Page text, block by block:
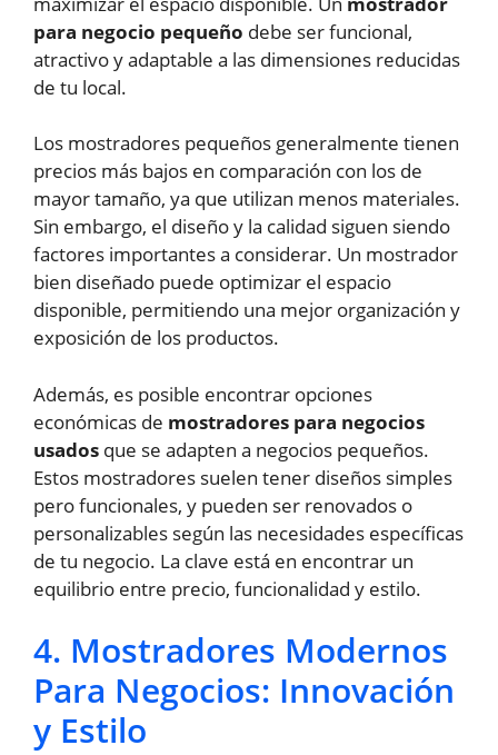
para negocio pequeño debe ser funcional,
atractivo y adaptable a las dimensiones reducidas
de tu local.
Los mostradores pequeños generalmente tienen
precios más bajos en comparación con los de
mayor tamaño, ya que utilizan menos materiales.
Sin embargo, el diseño y la calidad siguen siendo
factores importantes a considerar. Un mostrador
bien diseñado puede optimizar el espacio
disponible, permitiendo una mejor organización y
exposición de los productos.
Además, es posible encontrar opciones
económicas de mostradores para negocios
usados que se adapten a negocios pequeños.
Estos mostradores suelen tener diseños simples
pero funcionales, y pueden ser renovados o
personalizables según las necesidades específicas
de tu negocio. La clave está en encontrar un
equilibrio entre precio, funcionalidad y estilo.
4. Mostradores Modernos
Para Negocios: Innovación
y Estilo